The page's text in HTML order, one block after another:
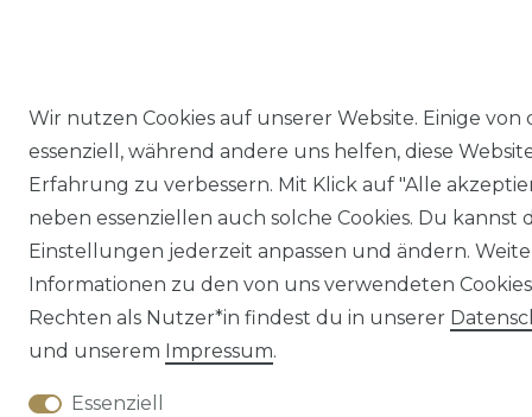
Wir nutzen Cookies auf unserer Website. Einige von
essenziell, während andere uns helfen, diese
Erfahrung zu verbessern. Mit Klick auf "Alle
neben essenziellen auch solche Cookies. Du kannst
Einstellungen jederzeit anpassen und ändern.
Informationen zu den von uns verwendeten
Rechten als Nutzer*in findest du in unserer
und unserem Impressum.
Essenziell